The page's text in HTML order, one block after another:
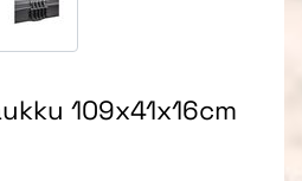
109x41x16cm